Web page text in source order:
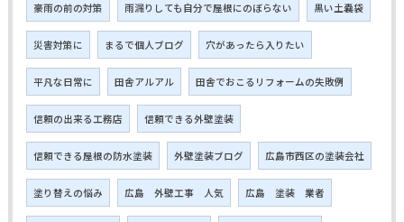
豪雨の前の対策 雨漏りしても自分で屋根にのぼらない 黒い土嚢袋
災害対策に まるで個人ブログ 穴があったら入りたい
平凡な日常に 田舎アルアル 田舎でおこるリフォームの失敗例
信頼の出来る工務店 信頼できる外壁塗装
信頼できる屋根の防水塗装 外壁塗装ブログ 広島市西区の塗装会社
塗り替えの悩み 広島 外壁工事 人気 広島 塗装 業者